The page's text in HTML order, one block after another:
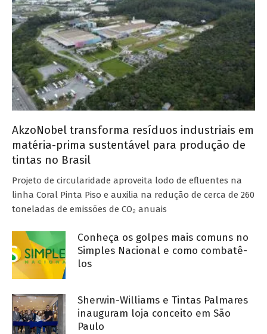
AkzoNobel transforma resíduos industriais em
matéria-prima sustentável para produção de
tintas no Brasil
Projeto de circularidade aproveita lodo de efluentes na
linha Coral Pinta Piso e auxilia na redução de cerca de 260
toneladas de emissões de CO₂ anuais
Conheça os golpes mais comuns no
Simples Nacional e como combatê-
los
Sherwin-Williams e Tintas Palmares
inauguram loja conceito em São
Paulo